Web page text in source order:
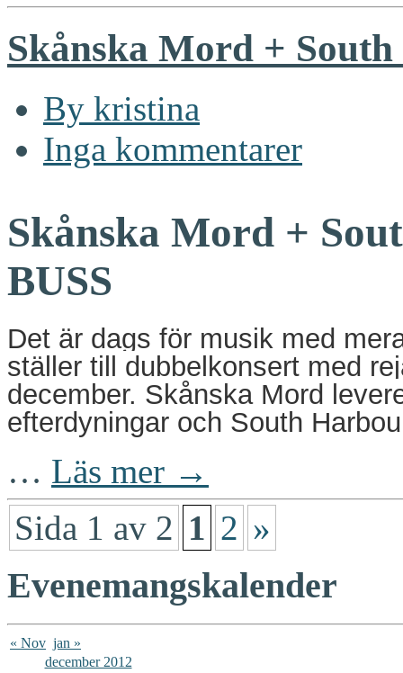
Skånska Mord +
By kristina
Inga kommentarer
Skånska Mord +
BUSS
Det är dags för musik med
ställer till dubbelkonsert med
december. Skånska Mord
efterdyningar och South
… Läs mer →
Sida 1 av 2 1 2 »
Evenemangskalender
« Nov jan »
december 2012